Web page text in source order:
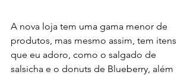
A nova loja tem uma gama menor de
produtos, mas mesmo assim, tem itens
que eu adoro, como o salgado de
salsicha e o donuts de Blueberry, além